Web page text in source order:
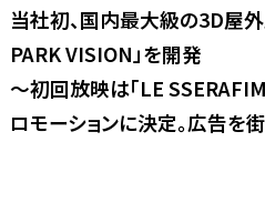
当社初、国内最大級の3D屋
PARK VISION」を開発
～初回放映は「LE SSERAFIM
ロモーションに決定。広告を